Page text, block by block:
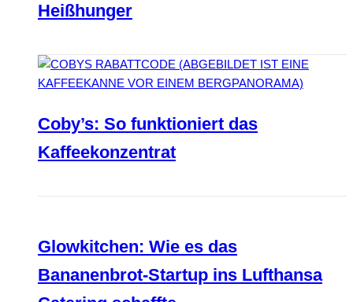
Heißhunger
Coby’s: So funktioniert das
Kaffeekonzentrat
Glowkitchen: Wie es das
Bananenbrot-Startup ins Lufthansa